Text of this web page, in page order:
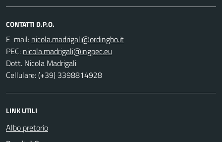
CONTATTI D.P.O.
E-mail:
PEC:
Dott. Nicola Madrigali
Cellulare: (+39) 3398814928
LINK UTILI
Albo pretorio